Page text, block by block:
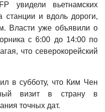
увидели вьетнамских
станции и вдоль дороги,
Власти уже объявили о
с 6:00 до 14:00 по
что северокорейский
в субботу, что Ким Чен
визит в страну в
точных дат.